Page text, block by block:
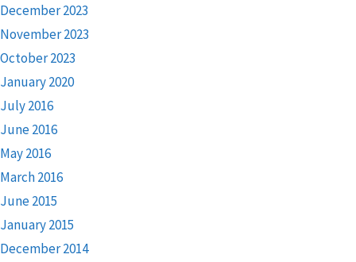
December 2023
November 2023
October 2023
January 2020
July 2016
June 2016
May 2016
March 2016
June 2015
January 2015
December 2014